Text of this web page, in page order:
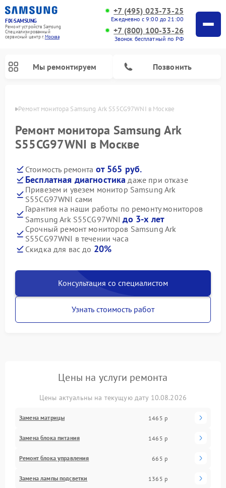
FIX-SAMSUNG
Ремонт устройств Samsung
Специализированный
cервисный центр г.Москва
+7 (495) 023-73-25
Ежедневно с 9:00 до 21:00
+7 (800) 100-33-26
Звонок бесплатный по РФ
Мы ремонтируем Позвонить
Ремонт монитора Samsung Ark S55CG97WNI в Москве
Ремонт монитора Samsung Ark
S55CG97WNI в Москве
Стоимость ремонта от 565 руб.
Бесплатная диагностика даже при отказе
Привезем и увезем монитор Samsung Ark
S55CG97WNI сами
Гарантия на наши работы по ремонту мониторов
Samsung Ark S55CG97WNIдо 3-х лет
Срочный ремонт мониторов Samsung Ark
S55CG97WNI в течении часа
Скидка для вас до 20%
Консультация со специалистом
Узнать стоимость работ
Цены на услуги ремонта
Цены актуальны на текущую дату 10.08.2026
Замена матрицы 1465 р
Замена блока питания 1465 р
Ремонт блока управления 665 р
Замена лампы подсветки 1365 р